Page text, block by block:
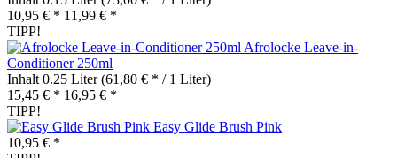
10,95 € * 11,99 € *
TIPP!
Afrolocke Leave-in-
Conditioner 250ml
Inhalt 0.25 Liter(61,80 € * / 1 Liter)
15,45 € * 16,95 € *
TIPP!
Easy Glide Brush Pink
10,95 € *